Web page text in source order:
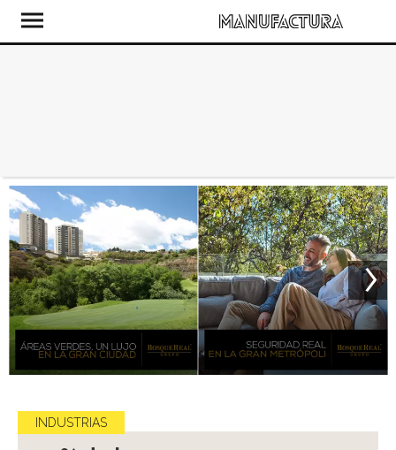
INDUSTRIAS